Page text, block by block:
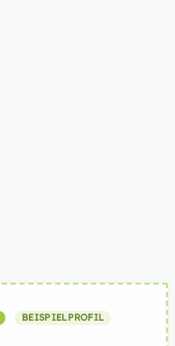
BEISPIELPROFIL